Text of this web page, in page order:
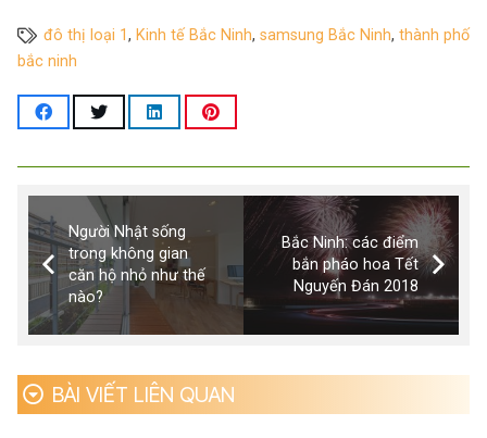
đô thị loại 1, Kinh tế Bắc Ninh, samsung Bắc Ninh, thành phố
bắc ninh
Người Nhật sống
trong không gian
căn hộ nhỏ như thế
nào?
Bắc Ninh: các điểm
bắn pháo hoa Tết
Nguyến Đán 2018
BÀI VIẾT LIÊN QUAN